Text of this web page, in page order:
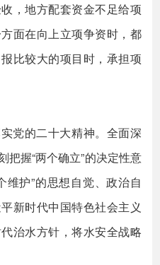
，地方配套资金不足给项
面在向上立项争资时，都
比较大的项目时，承担项
党的二十大精神。全面深
把握“两个确立”的决定性意
维护”的思想自觉、政治自
新时代中国特色社会主义
治水方针，将水安全战略